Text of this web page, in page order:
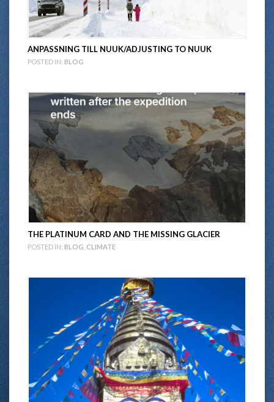
ANPASSNING TILL NUUK/ADJUSTING TO NUUK
POSTED IN: BLOG
THE PLATINUM CARD AND THE MISSING GLACIER
POSTED IN: BLOG CLIMATE